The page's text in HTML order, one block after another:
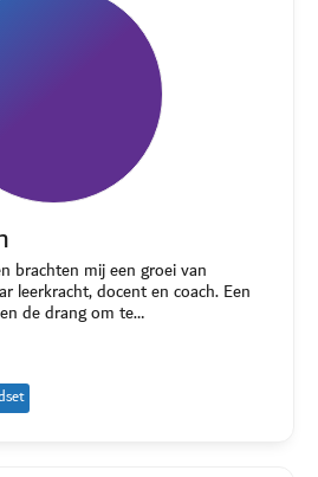
brachten mij een groei van
leerkracht, docent en coach. Een
de drang om te…